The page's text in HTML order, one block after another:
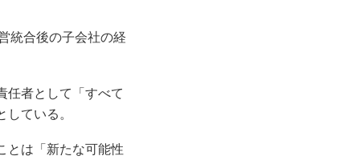
統合後の子会社の経
任者として「すべて
ている。
とは「新たな可能性